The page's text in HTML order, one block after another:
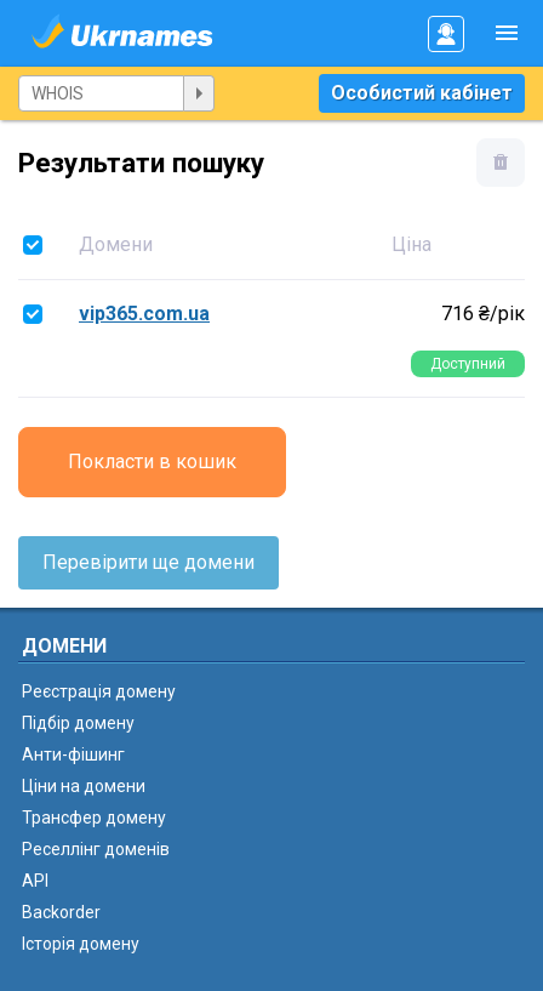
Особистий кабінет
Результати пошуку
Домени Ціна
vip365.com.ua 716 ₴/рік
Доступний
Покласти в кошик
Перевірити ще домени
ДОМЕНИ
Реєстрація домену
Підбір домену
Анти-фішинг
Ціни на домени
Трансфер домену
Реселлінг доменів
API
Backorder
Історія домену